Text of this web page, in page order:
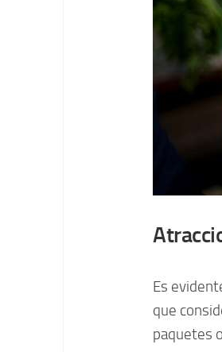
Es
que
paquetes